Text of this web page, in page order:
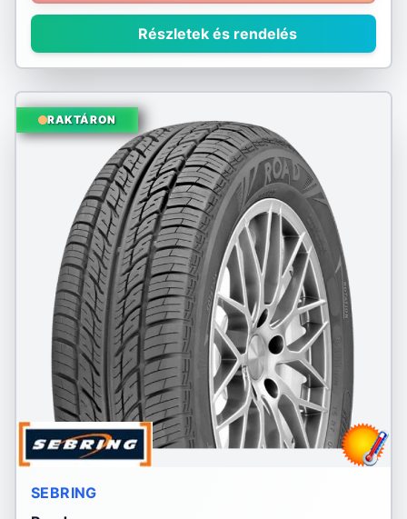
Részletek és rendelés
RAKTÁRON
SEBRING